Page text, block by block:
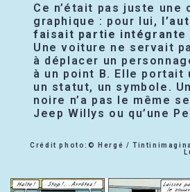
Ce n’était pas juste une
graphique : pour lui,
faisait partie intégrante
Une voiture ne servait
à déplacer un
à un point B. Elle portait
un statut, un symbole.
noire n’a pas le même
Jeep Willys ou qu’une
Crédit photo:© Hergé /